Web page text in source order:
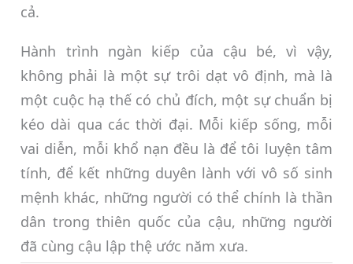
cả.
Hành trình ngàn kiếp của cậu bé, vì vậy,
không phải là một sự trôi dạt vô định, mà là
một cuộc hạ thế có chủ đích, một sự chuẩn bị
kéo dài qua các thời đại. Mỗi kiếp sống, mỗi
vai diễn, mỗi khổ nạn đều là để tôi luyện tâm
tính, để kết những duyên lành với vô số sinh
mệnh khác, những người có thể chính là thần
dân trong thiên quốc của cậu, những người
đã cùng cậu lập thệ ước năm xưa.